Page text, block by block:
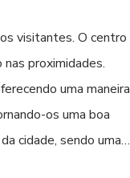
visitantes. O centro
proximidades.
uma maneira
os uma boa
cidade, sendo uma